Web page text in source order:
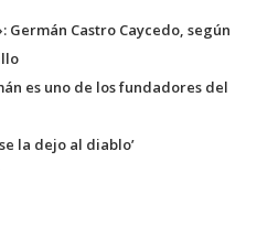
Germán Castro Caycedo, según
es uno de los fundadores del
la dejo al diablo’